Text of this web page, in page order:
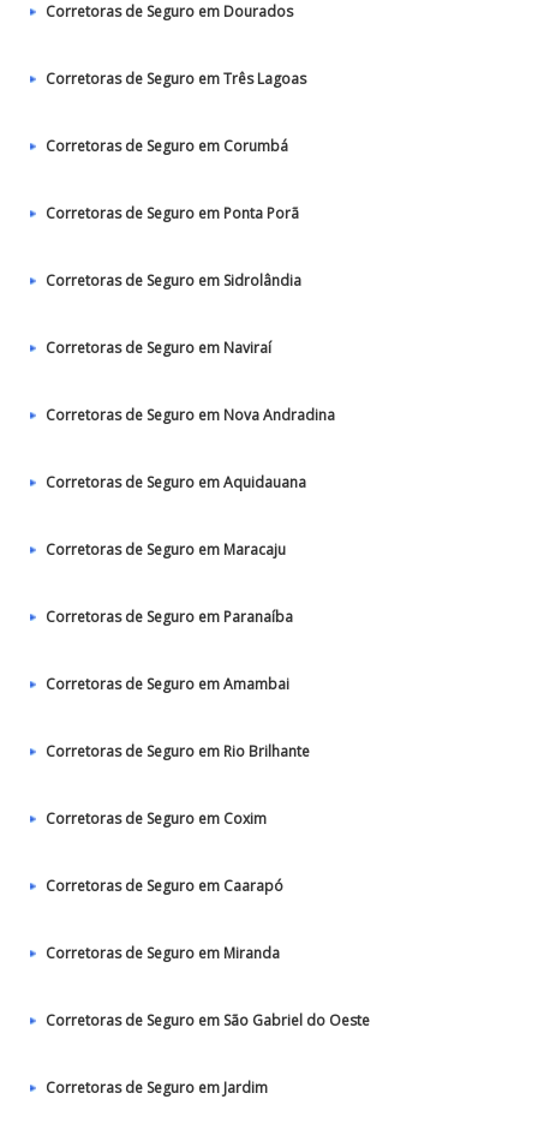
Corretoras de Seguro em Dourados
Corretoras de Seguro em Três Lagoas
Corretoras de Seguro em Corumbá
Corretoras de Seguro em Ponta Porã
Corretoras de Seguro em Sidrolândia
Corretoras de Seguro em Naviraí
Corretoras de Seguro em Nova Andradina
Corretoras de Seguro em Aquidauana
Corretoras de Seguro em Maracaju
Corretoras de Seguro em Paranaíba
Corretoras de Seguro em Amambai
Corretoras de Seguro em Rio Brilhante
Corretoras de Seguro em Coxim
Corretoras de Seguro em Caarapó
Corretoras de Seguro em Miranda
Corretoras de Seguro em São Gabriel do Oeste
Corretoras de Seguro em Jardim